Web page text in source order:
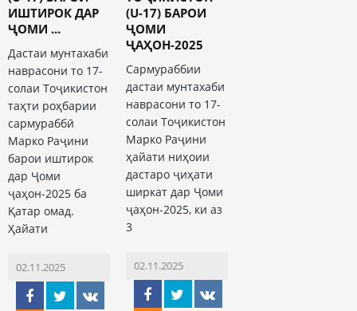
ИШТИРОК ДАР
ҶОМИ ...
Дастаи мунтахаби
наврасони то 17-
солаи Тоҷикистон
таҳти роҳбарии
сармураббӣ
Марко Раҷини
барои иштирок
дар Ҷоми
ҷаҳон-2025 ба
Қатар омад.
Ҳайати
02.11.2025
(U-17) БАРОИ
ҶОМИ
ҶАҲОН-2025
Сармураббии
дастаи мунтахаби
наврасони то 17-
солаи Тоҷикистон
Марко Раҷини
ҳайати ниҳоии
дастаро ҷиҳати
ширкат дар Ҷоми
ҷаҳон-2025, ки аз
3
02.11.2025